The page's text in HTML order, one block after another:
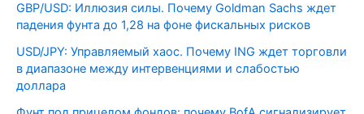
GBP/USD: Иллюзия силы. Почему Goldman Sachs ждет
падения фунта до 1,28 на фоне фискальных рисков
USD/JPY: Управляемый хаос. Почему ING ждет торговли
в диапазоне между интервенциями и слабостью
доллара